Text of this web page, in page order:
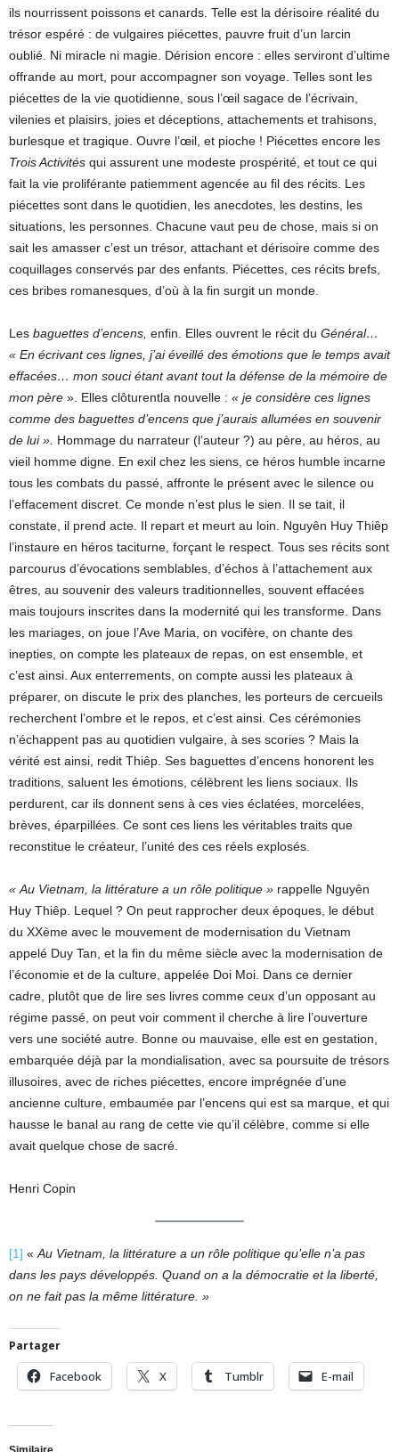
ils nourrissent poissons et canards. Telle est la dérisoire réalité du
trésor espéré : de vulgaires piécettes, pauvre fruit d’un larcin
oublié. Ni miracle ni magie. Dérision encore : elles serviront d’ultime
offrande au mort, pour accompagner son voyage. Telles sont les
piécettes de la vie quotidienne, sous l’œil sagace de l’écrivain,
vilenies et plaisirs, joies et déceptions, attachements et trahisons,
burlesque et tragique. Ouvre l’œil, et pioche ! Piécettes encore les
Trois Activités qui assurent une modeste prospérité, et tout ce qui
fait la vie proliférante patiemment agencée au fil des récits. Les
piécettes sont dans le quotidien, les anecdotes, les destins, les
situations, les personnes. Chacune vaut peu de chose, mais si on
sait les amasser c’est un trésor, attachant et dérisoire comme des
coquillages conservés par des enfants. Piécettes, ces récits brefs,
ces bribes romanesques, d’où à la fin surgit un monde.
Les baguettes d’encens, enfin. Elles ouvrent le récit du Général…
« En écrivant ces lignes, j’ai éveillé des émotions que le temps avait
effacées… mon souci étant avant tout la défense de la mémoire de
mon père ». Elles clôturentla nouvelle : « je considère ces lignes
comme des baguettes d’encens que j’aurais allumées en souvenir
de lui ». Hommage du narrateur (l’auteur ?) au père, au héros, au
vieil homme digne. En exil chez les siens, ce héros humble incarne
tous les combats du passé, affronte le présent avec le silence ou
l’effacement discret. Ce monde n’est plus le sien. Il se tait, il
constate, il prend acte. Il repart et meurt au loin. Nguyên Huy Thiêp
l’instaure en héros taciturne, forçant le respect. Tous ses récits sont
parcourus d’évocations semblables, d’échos à l’attachement aux
êtres, au souvenir des valeurs traditionnelles, souvent effacées
mais toujours inscrites dans la modernité qui les transforme. Dans
les mariages, on joue l’Ave Maria, on vocifère, on chante des
inepties, on compte les plateaux de repas, on est ensemble, et
c’est ainsi. Aux enterrements, on compte aussi les plateaux à
préparer, on discute le prix des planches, les porteurs de cercueils
recherchent l’ombre et le repos, et c’est ainsi. Ces cérémonies
n’échappent pas au quotidien vulgaire, à ses scories ? Mais la
vérité est ainsi, redit Thiêp. Ses baguettes d’encens honorent les
traditions, saluent les émotions, célèbrent les liens sociaux. Ils
perdurent, car ils donnent sens à ces vies éclatées, morcelées,
brèves, éparpillées. Ce sont ces liens les véritables traits que
reconstitue le créateur, l’unité des ces réels explosés.
« Au Vietnam, la littérature a un rôle politique » rappelle Nguyên
Huy Thiêp. Lequel ? On peut rapprocher deux époques, le début
du XXème avec le mouvement de modernisation du Vietnam
appelé Duy Tan, et la fin du même siècle avec la modernisation de
l’économie et de la culture, appelée Doi Moi. Dans ce dernier
cadre, plutôt que de lire ses livres comme ceux d’un opposant au
régime passé, on peut voir comment il cherche à lire l’ouverture
vers une société autre. Bonne ou mauvaise, elle est en gestation,
embarquée déjà par la mondialisation, avec sa poursuite de trésors
illusoires, avec de riches piécettes, encore imprégnée d’une
ancienne culture, embaumée par l’encens qui est sa marque, et qui
hausse le banal au rang de cette vie qu’il célèbre, comme si elle
avait quelque chose de sacré.
Henri Copin
[1] « Au Vietnam, la littérature a un rôle politique qu’elle n’a pas
dans les pays développés. Quand on a la démocratie et la liberté,
on ne fait pas la même littérature. »
Partager
Facebook X Tumblr E-mail